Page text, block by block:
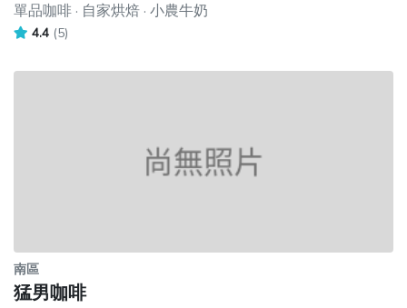
單品咖啡 · 自家烘焙 · 小農牛奶
4.4 (5)
南區
猛男咖啡